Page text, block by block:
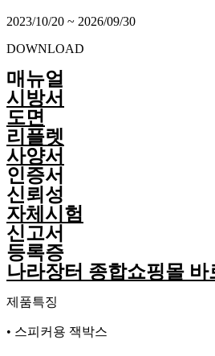
2023/10/20 ~ 2026/09/30
DOWNLOAD
매뉴얼
시방서
도면
리플렛
사양서
인증서
신뢰성
자체시험
신고서
등록증
나라장터 종합쇼핑몰 바
제품특징
• 스피커용 잭박스